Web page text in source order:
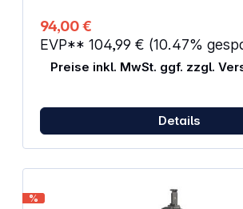
Systemkamera, Spiegelreflexkamera,
94,00 €
EVP** 104,99 € (10.47%
Preise inkl. MwSt. ggf. zzgl.
Details
%